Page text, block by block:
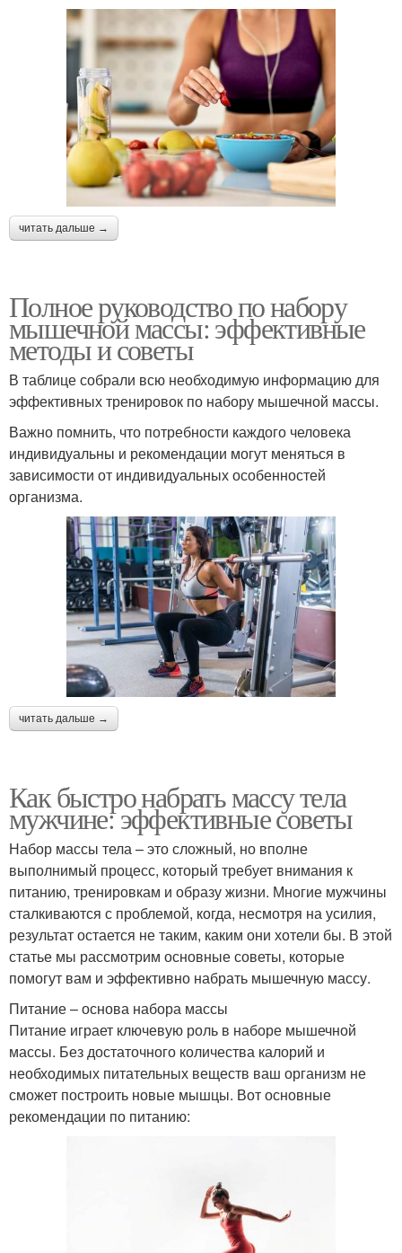
читать дальше →
Полное руководство по набору
мышечной массы: эффективные
методы и советы
В таблице собрали всю необходимую информацию для
эффективных тренировок по набору мышечной массы.
Важно помнить, что потребности каждого человека
индивидуальны и рекомендации могут меняться в
зависимости от индивидуальных особенностей
организма.
читать дальше →
Как быстро набрать массу тела
мужчине: эффективные советы
Набор массы тела – это сложный, но вполне
выполнимый процесс, который требует внимания к
питанию, тренировкам и образу жизни. Многие мужчины
сталкиваются с проблемой, когда, несмотря на усилия,
результат остается не таким, каким они хотели бы. В этой
статье мы рассмотрим основные советы, которые
помогут вам и эффективно набрать мышечную массу.
Питание – основа набора массы
Питание играет ключевую роль в наборе мышечной
массы. Без достаточного количества калорий и
необходимых питательных веществ ваш организм не
сможет построить новые мышцы. Вот основные
рекомендации по питанию: